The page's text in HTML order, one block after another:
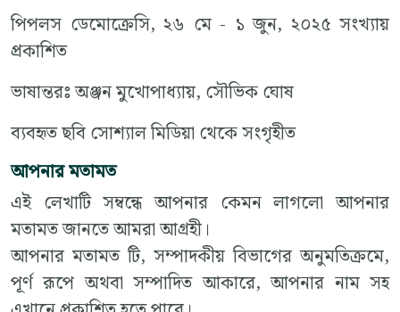
পিপলস ডেমোক্রেসি, ২৬ মে - ১ জুন, ২০২৫ সংখ্যায়
প্রকাশিত
ভাষান্তরঃ অঞ্জন মুখোপাধ্যায়, সৌভিক ঘোষ
ব্যবহৃত ছবি সোশ্যাল মিডিয়া থেকে সংগৃহীত
আপনার মতামত
এই লেখাটি সম্বন্ধে আপনার কেমন লাগলো আপনার
মতামত জানতে আমরা আগ্রহী।
আপনার মতামত টি, সম্পাদকীয় বিভাগের অনুমতিক্রমে,
পূর্ণ রূপে অথবা সম্পাদিত আকারে, আপনার নাম সহ